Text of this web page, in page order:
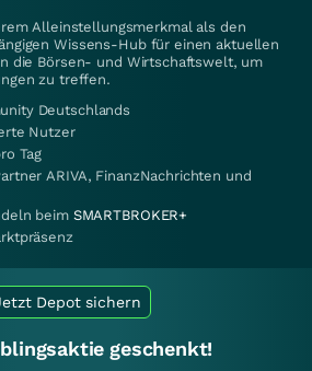
Alleinstellungsmerkmal als den
Wissens-Hub für einen aktuellen
die Börsen- und Wirtschaftswelt, um
zu treffen.
Deutschlands
Nutzer
Tag
ARIVA, FinanzNachrichten und
beim SMARTBROKER+
Depot sichern
geschenkt!